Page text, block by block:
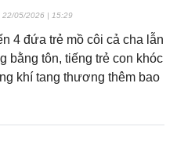
22/05/2026 | 15:29
4 đứa trẻ mồ côi cả cha lẫn
bằng tôn, tiếng trẻ con khóc
khí tang thương thêm bao